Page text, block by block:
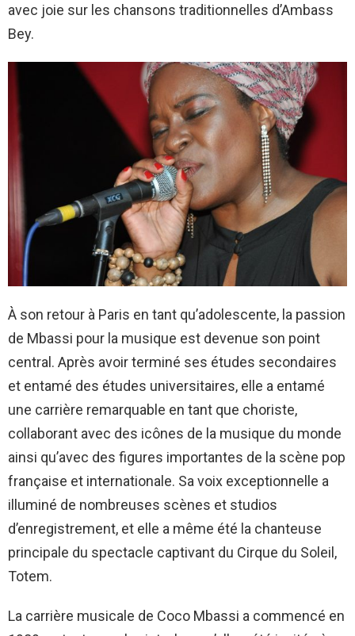
avec joie sur les chansons traditionnelles d’Ambass
Bey.
À son retour à Paris en tant qu’adolescente, la passion
de Mbassi pour la musique est devenue son point
central. Après avoir terminé ses études secondaires
et entamé des études universitaires, elle a entamé
une carrière remarquable en tant que choriste,
collaborant avec des icônes de la musique du monde
ainsi qu’avec des figures importantes de la scène pop
française et internationale. Sa voix exceptionnelle a
illuminé de nombreuses scènes et studios
d’enregistrement, et elle a même été la chanteuse
principale du spectacle captivant du Cirque du Soleil,
Totem.
La carrière musicale de Coco Mbassi a commencé en